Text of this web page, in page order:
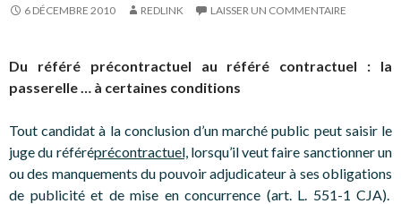
6 DÉCEMBRE 2010 REDLINK LAISSER UN COMMENTAIRE
Du référé précontractuel au référé contractuel : la
passerelle … à certaines conditions
Tout candidat à la conclusion d’un marché public peut saisir le
juge du référéprécontractuel,lorsqu’il veut faire sanctionner un
ou des manquements du pouvoir adjudicateur à ses obligations
de publicité et de mise en concurrence (art. L. 551-1 CJA).